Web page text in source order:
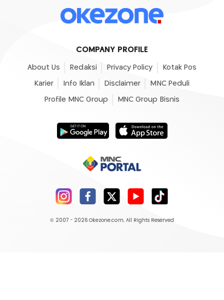
COMPANY PROFILE
About Us Redaksi Privacy Policy Kotak Pos
Karier Info Iklan Disclaimer MNC Peduli
Profile MNC Group MNC Group Bisnis
© 2007 - 2026 Okezone.com, All Rights Reserved